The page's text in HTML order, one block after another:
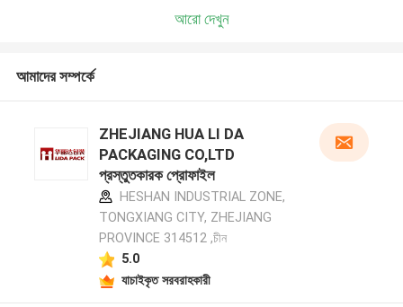
আরো দেখুন
আমাদের সম্পর্কে
ZHEJIANG HUA LI DA
PACKAGING CO,LTD
প্রস্তুতকারক প্রোফাইল
HESHAN INDUSTRIAL ZONE,
TONGXIANG CITY, ZHEJIANG
PROVINCE 314512 ,চীন
5.0
যাচাইকৃত সরবরাহকারী